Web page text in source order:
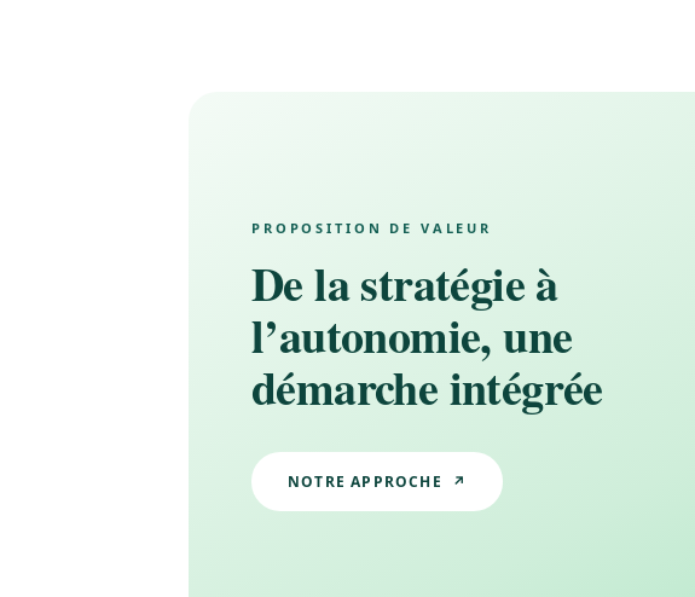
PROPOSITION DE VALEUR
De la stratégie à
l’autonomie, une
démarche intégrée
NOTRE APPROCHE ↗